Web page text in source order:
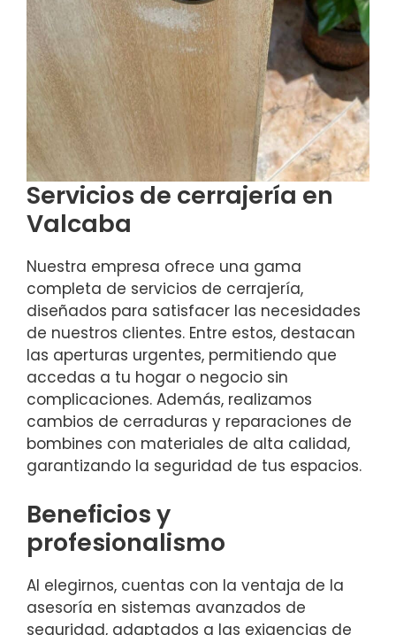
Servicios de cerrajería en
Valcaba
Nuestra empresa ofrece una gama
completa de servicios de cerrajería,
diseñados para satisfacer las necesidades
de nuestros clientes. Entre estos, destacan
las aperturas urgentes, permitiendo que
accedas a tu hogar o negocio sin
complicaciones. Además, realizamos
cambios de cerraduras y reparaciones de
bombines con materiales de alta calidad,
garantizando la seguridad de tus espacios.
Beneficios y
profesionalismo
Al elegirnos, cuentas con la ventaja de la
asesoría en sistemas avanzados de
seguridad, adaptados a las exigencias de